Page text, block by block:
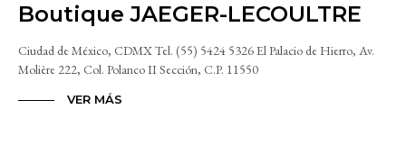
Boutique JAEGER-LECOULTRE
Ciudad de México, CDMX Tel. (55) 5424 5326 El Palacio de Hierro, Av.
Molière 222, Col. Polanco II Sección, C.P. 11550
VER MÁS